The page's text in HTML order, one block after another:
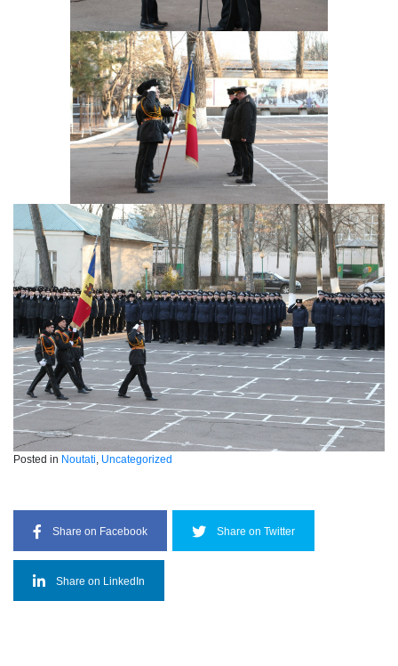
Posted in Noutati, Uncategorized
Share on Facebook Share on Twitter
Share on LinkedIn